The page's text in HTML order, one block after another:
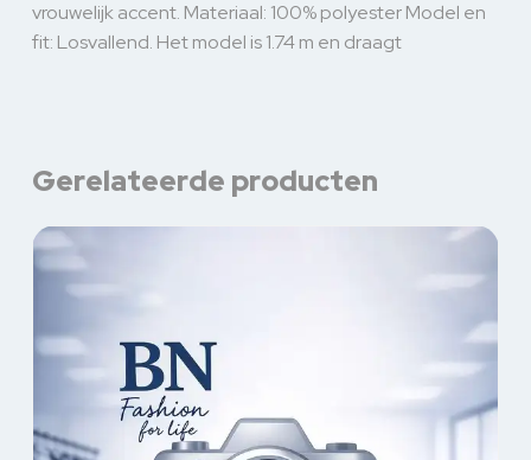
vrouwelijk accent. Materiaal: 100% polyester Model en
fit: Losvallend. Het model is 1.74 m en draagt
Gerelateerde producten